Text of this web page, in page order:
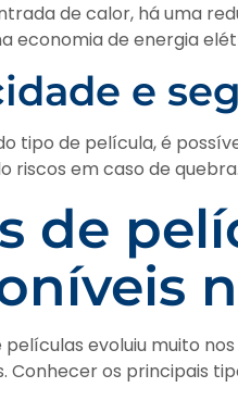
de calor, há uma
economia de energia
e
tipo de película, é
riscos em caso de quebra.
de
evoluiu muito
Conhecer os principais